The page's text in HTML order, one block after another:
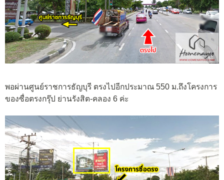
พอผ่านศูนย์ราชการธัญบุรี ตรงไปอีกประมาณ 550 ม.ถึงโครงการ
ของซื่อตรงกรุ๊ป ย่านรังสิต-คลอง 6 ค่ะ